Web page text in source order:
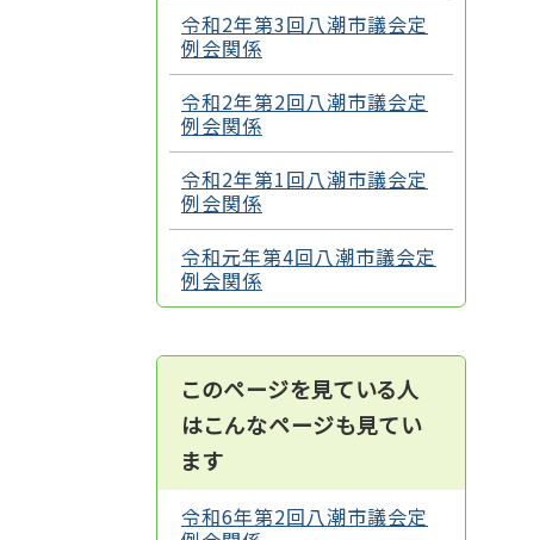
令和2年第3回八潮市議会定
例会関係
令和2年第2回八潮市議会定
例会関係
令和2年第1回八潮市議会定
例会関係
令和元年第4回八潮市議会定
例会関係
このページを見ている人
はこんなページも見てい
ます
令和6年第2回八潮市議会定